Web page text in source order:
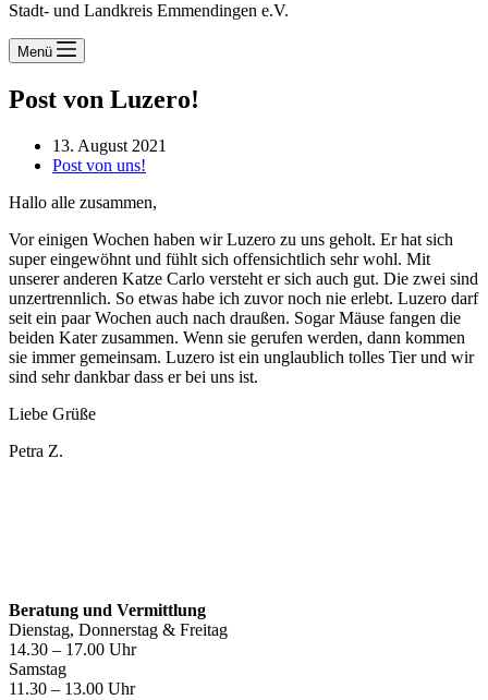
Stadt- und Landkreis Emmendingen e.V.
Menü
Post von Luzero!
13. August 2021
Post von uns!
Hallo alle zusammen,
Vor einigen Wochen haben wir Luzero zu uns geholt. Er hat sich
super eingewöhnt und fühlt sich offensichtlich sehr wohl. Mit
unserer anderen Katze Carlo versteht er sich auch gut. Die zwei sind
unzertrennlich. So etwas habe ich zuvor noch nie erlebt. Luzero darf
seit ein paar Wochen auch nach draußen. Sogar Mäuse fangen die
beiden Kater zusammen. Wenn sie gerufen werden, dann kommen
sie immer gemeinsam. Luzero ist ein unglaublich tolles Tier und wir
sind sehr dankbar dass er bei uns ist.
Liebe Grüße
Petra Z.
Beratung und Vermittlung
Dienstag, Donnerstag & Freitag
14.30 – 17.00 Uhr
Samstag
11.30 – 13.00 Uhr